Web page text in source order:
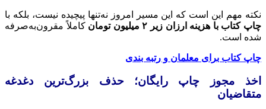
نکته مهم این است که این مسیر امروز نه‌تنها پیچیده نیست، بلکه با
چاپ کتاب با هزینه ارزان زیر ۲ میلیون تومان
کاملاً مقرون‌به‌صرفه
شده است.
چاپ کتاب برای معلمان و رتبه بندی
اخذ مجوز چاپ رایگان؛ حذف بزرگ‌ترین دغدغه
متقاضیان